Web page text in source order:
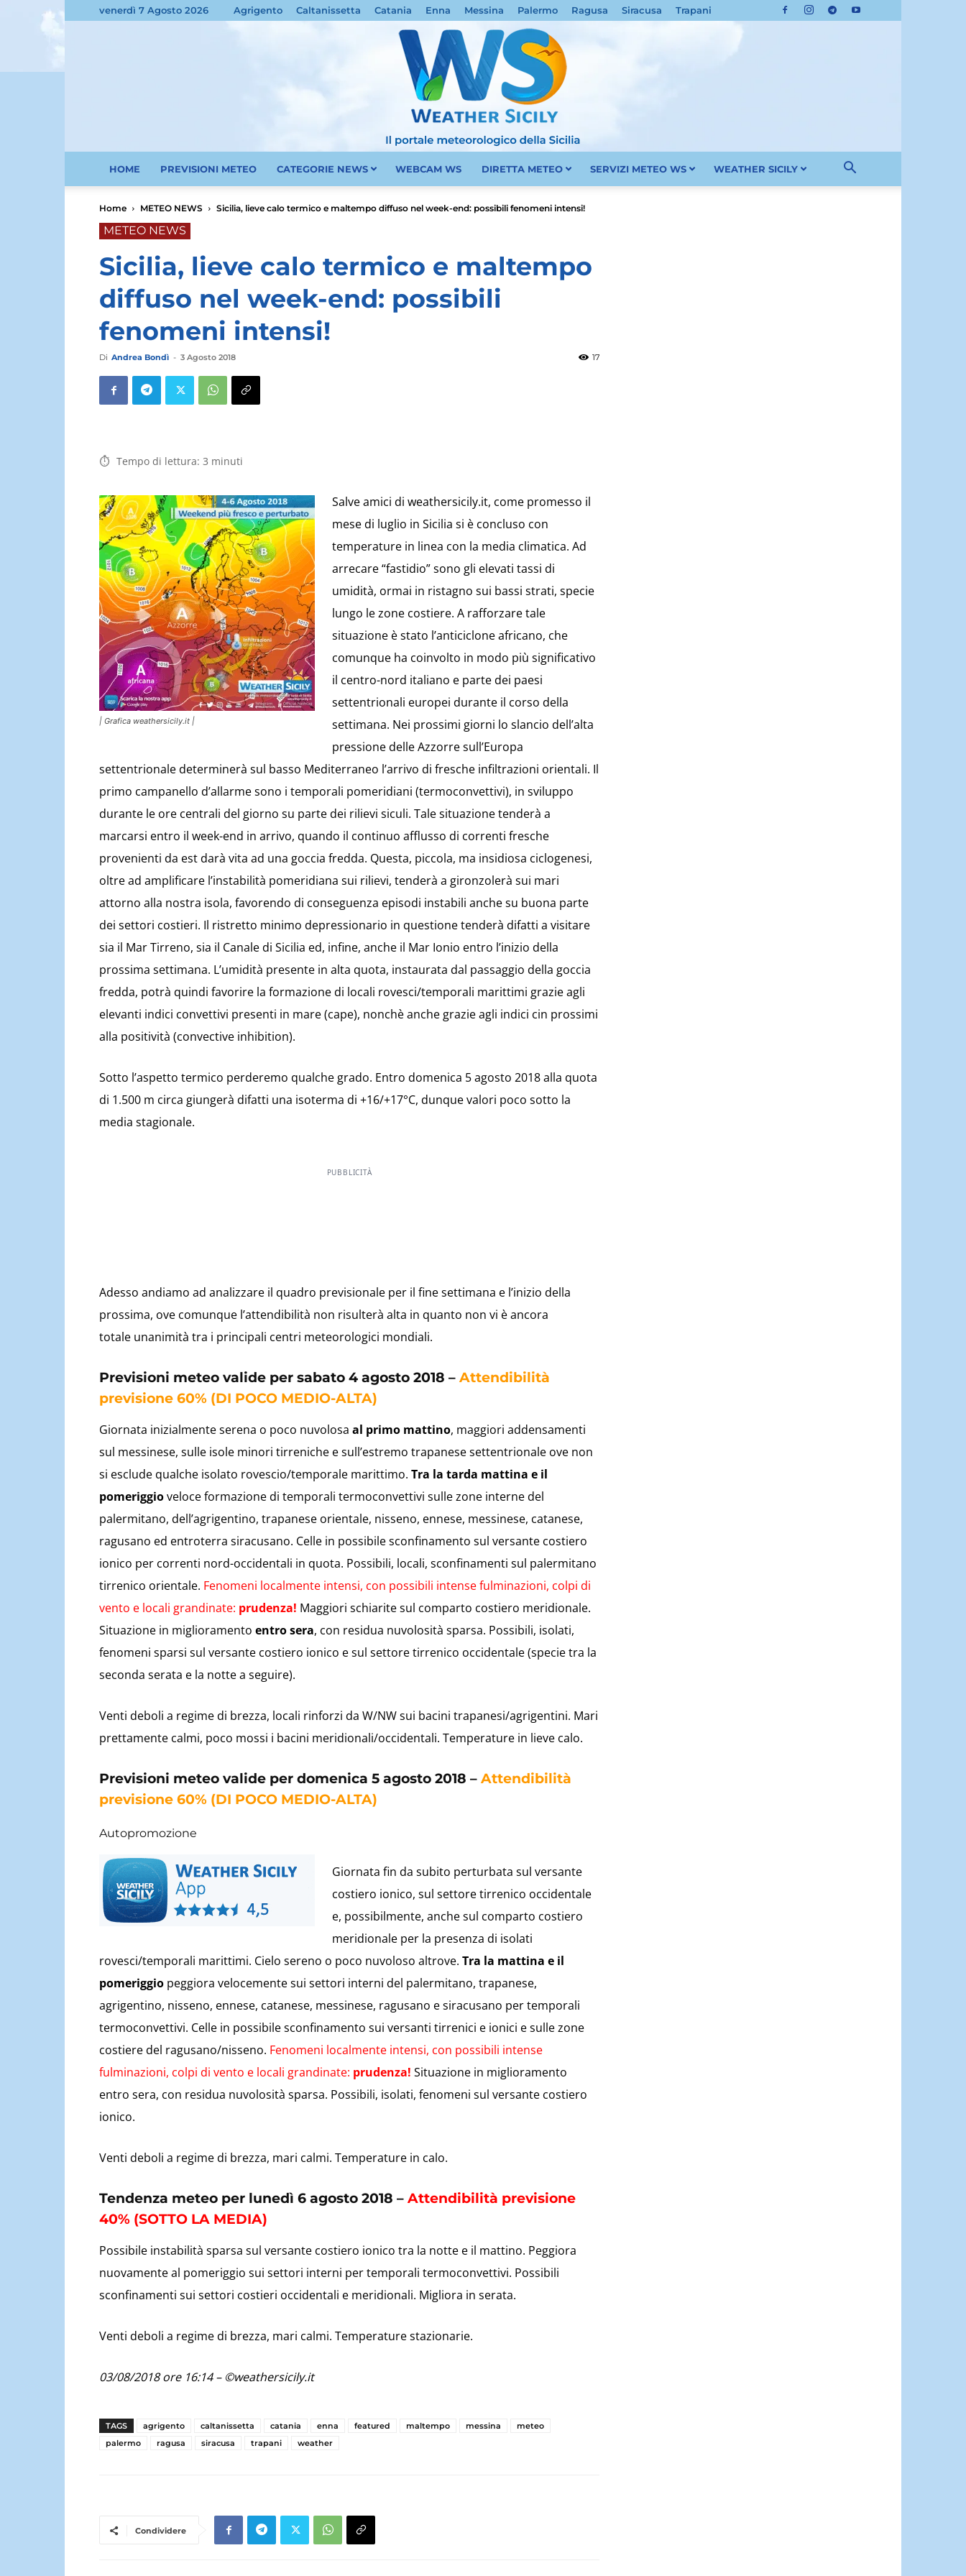
venerdì 7 Agosto 2026 Agrigento Caltanissetta Catania Enna Messina Palermo Ragusa Siracusa Trapani
Sicilia
Sicily.it
HOME PREVISIONI METEO CATEGORIE NEWS WEBCAM WS DIRETTA METEO SERVIZI METEO WS WEATHER SICILY
Home METEO NEWS Sicilia, lieve calo termico e maltempo diffuso nel week-end: possibili fenomeni intensi!
METEO NEWS
Sicilia, lieve calo termico e maltempo
diffuso nel week-end: possibili
fenomeni intensi!
Di Andrea Bondì - 3 Agosto 2018 17
Tempo di lettura: 3 minuti
| Grafica weathersicily.it |
Salve amici di weathersicily.it, come promesso il
mese di luglio in Sicilia si è concluso con
temperature in linea con la media climatica. Ad
arrecare “fastidio” sono gli elevati tassi di
umidità, ormai in ristagno sui bassi strati, specie
lungo le zone costiere. A rafforzare tale
situazione è stato l’anticiclone africano, che
comunque ha coinvolto in modo più significativo
il centro-nord italiano e parte dei paesi
settentrionali europei durante il corso della
settimana. Nei prossimi giorni lo slancio dell’alta
pressione delle Azzorre sull’Europa
settentrionale determinerà sul basso Mediterraneo l’arrivo di fresche infiltrazioni orientali. Il
primo campanello d’allarme sono i temporali pomeridiani (termoconvettivi), in sviluppo
durante le ore centrali del giorno su parte dei rilievi siculi. Tale situazione tenderà a
marcarsi entro il week-end in arrivo, quando il continuo afflusso di correnti fresche
provenienti da est darà vita ad una goccia fredda. Questa, piccola, ma insidiosa ciclogenesi,
oltre ad amplificare l’instabilità pomeridiana sui rilievi, tenderà a gironzolerà sui mari
attorno alla nostra isola, favorendo di conseguenza episodi instabili anche su buona parte
dei settori costieri. Il ristretto minimo depressionario in questione tenderà difatti a visitare
sia il Mar Tirreno, sia il Canale di Sicilia ed, infine, anche il Mar Ionio entro l’inizio della
prossima settimana. L’umidità presente in alta quota, instaurata dal passaggio della goccia
fredda, potrà quindi favorire la formazione di locali rovesci/temporali marittimi grazie agli
elevanti indici convettivi presenti in mare (cape), nonchè anche grazie agli indici cin prossimi
alla positività (convective inhibition).
Sotto l’aspetto termico perderemo qualche grado. Entro domenica 5 agosto 2018 alla quota
di 1.500 m circa giungerà difatti una isoterma di +16/+17°C, dunque valori poco sotto la
media stagionale.
PUBBLICITÀ
Adesso andiamo ad analizzare il quadro previsionale per il fine settimana e l’inizio della
prossima, ove comunque l’attendibilità non risulterà alta in quanto non vi è ancora
totale unanimità tra i principali centri meteorologici mondiali.
Previsioni meteo valide per sabato 4 agosto 2018 – Attendibilità
previsione 60% (DI POCO MEDIO-ALTA)
Giornata inizialmente serena o poco nuvolosa al primo mattino, maggiori addensamenti
sul messinese, sulle isole minori tirreniche e sull’estremo trapanese settentrionale ove non
si esclude qualche isolato rovescio/temporale marittimo. Tra la tarda mattina e il
pomeriggioveloce formazione di temporali termoconvettivi sulle zone interne del
palermitano, dell’agrigentino, trapanese orientale, nisseno, ennese, messinese, catanese,
ragusano ed entroterra siracusano. Celle in possibile sconfinamento sul versante costiero
ionico per correnti nord-occidentali in quota. Possibili, locali, sconfinamenti sul palermitano
tirrenico orientale. Fenomeni localmente intensi, con possibili intense fulminazioni, colpi di
vento e locali grandinate: prudenza! Maggiori schiarite sul comparto costiero meridionale.
Situazione in miglioramento entro sera, con residua nuvolosità sparsa. Possibili, isolati,
fenomeni sparsi sul versante costiero ionico e sul settore tirrenico occidentale (specie tra la
seconda serata e la notte a seguire).
Venti deboli a regime di brezza, locali rinforzi da W/NW sui bacini trapanesi/agrigentini. Mari
prettamente calmi, poco mossi i bacini meridionali/occidentali. Temperature in lieve calo.
Previsioni meteo valide per domenica 5 agosto 2018 – Attendibilità
previsione 60% (DI POCO MEDIO-ALTA)
Autopromozione
Giornata fin da subito perturbata sul versante
costiero ionico, sul settore tirrenico occidentale
e, possibilmente, anche sul comparto costiero
meridionale per la presenza di isolati
rovesci/temporali marittimi. Cielo sereno o poco nuvoloso altrove. Tra la mattina e il
pomeriggio peggiora velocemente sui settori interni del palermitano, trapanese,
agrigentino, nisseno, ennese, catanese, messinese, ragusano e siracusano per temporali
termoconvettivi. Celle in possibile sconfinamento sui versanti tirrenici e ionici e sulle zone
costiere del ragusano/nisseno. Fenomeni localmente intensi, con possibili intense
fulminazioni, colpi di vento e locali grandinate: prudenza! Situazione in miglioramento
entro sera, con residua nuvolosità sparsa. Possibili, isolati, fenomeni sul versante costiero
ionico.
Venti deboli a regime di brezza, mari calmi. Temperature in calo.
Tendenza meteo per lunedì 6 agosto 2018 – Attendibilità previsione
40% (SOTTO LA MEDIA)
Possibile instabilità sparsa sul versante costiero ionico tra la notte e il mattino. Peggiora
nuovamente al pomeriggio sui settori interni per temporali termoconvettivi. Possibili
sconfinamenti sui settori costieri occidentali e meridionali. Migliora in serata.
Venti deboli a regime di brezza, mari calmi. Temperature stazionarie.
03/08/2018 ore 16:14 – ©weathersicily.it
TAGS agrigento caltanissetta catania enna featured maltempo messina
meteo
palermo
ragusa siracusa trapani weather
Condividere